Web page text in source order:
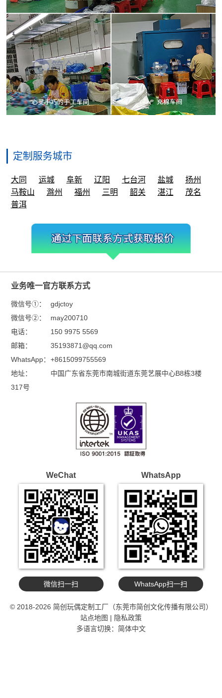
定制服务城市
大同 运城 阜新 辽阳 七台河 盐城
扬州
马鞍山
滁州 福州 三明 韶关 湛江
茂名
普洱
业务唯一官方联系方式
微信号①：
gdjctoy
微信号②：
may200710
电话：
150 9975 5569
邮箱：
35193871@qq.com
WhatsApp： +8615099755569
地址：
中国广东省东莞市南城街道东莞艺展中心B8栋3楼
317号
WeChat
微信扫一扫
WhatsApp
WhatsApp扫一扫
© 2018-2026 简创玩偶定制工厂（东莞市简创文化传播有限公司）
站点地图 | 隐私政策
多语言切换： 简体中文